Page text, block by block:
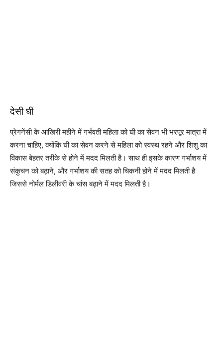
देसी घी
प्रेगनेंसी के आखिरी महीने में गर्भवती महिला को घी का सेवन भी भरपूर मात्रा में
करना चाहिए, क्योंकि घी का सेवन करने से महिला को स्वस्थ रहने और शिशु का
विकास बेहतर तरीके से होने में मदद मिलती है। साथ ही इसके कारण गर्भाशय में
संकुचन को बढ़ाने, और गर्भाशय की सतह को चिकनी होने में मदद मिलती है
जिससे नोर्मल डिलीवरी के चांस बढ़ाने में मदद मिलती है।